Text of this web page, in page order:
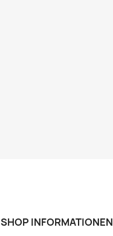
SHOP INFORMATIONEN